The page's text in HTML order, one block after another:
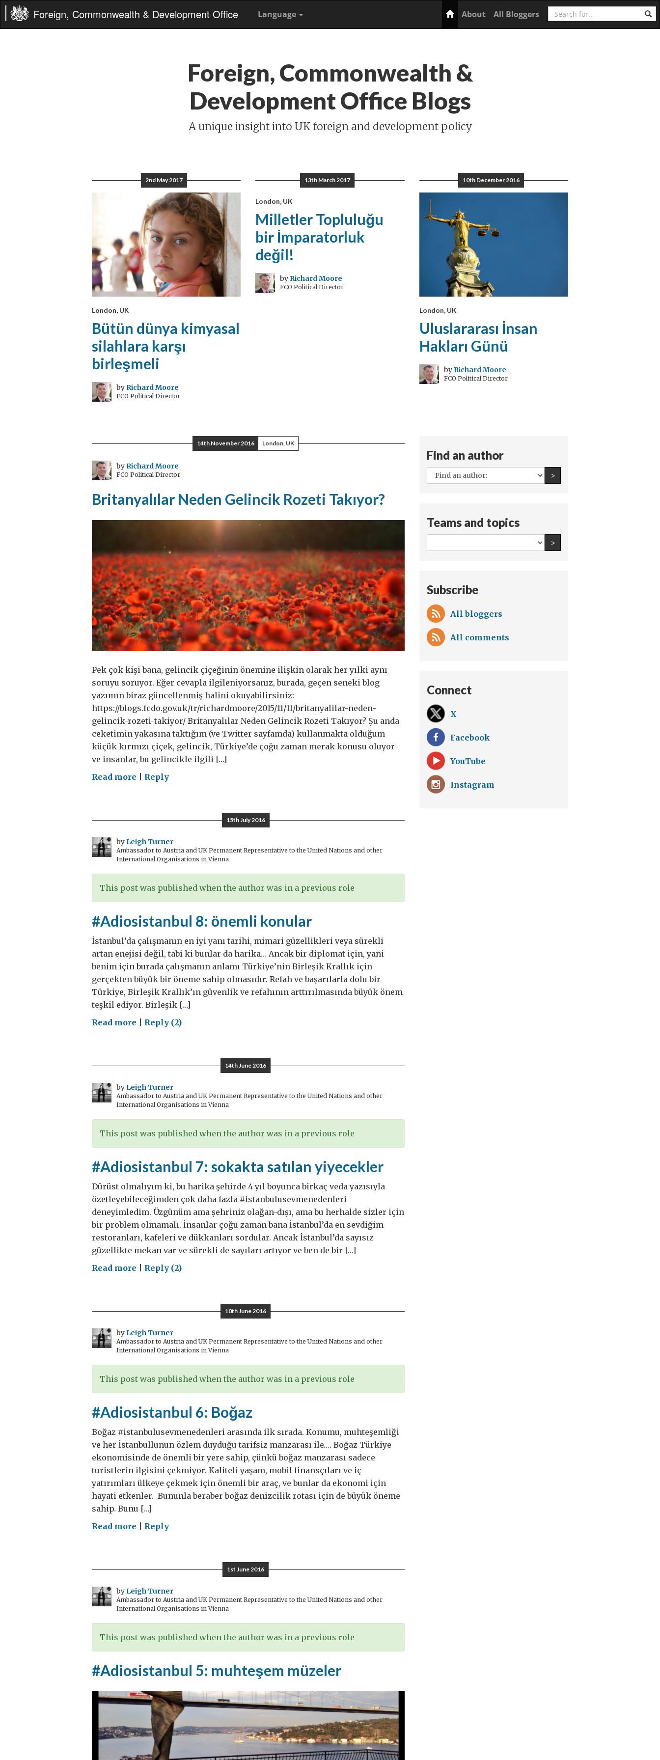
Foreign, Commonwealth & Development Office Language Home
About All Bloggers Search
Foreign, Commonwealth &
Development Office Blogs
A unique insight into UK foreign and development policy
2nd May 2017
London, UK
Bütün dünya kimyasal
silahlara karşı
birleşmeli
by Richard Moore
FCO Political Director
13th March 2017
London, UK
Milletler Topluluğu
bir İmparatorluk
değil!
by Richard Moore
FCO Political Director
10th December 2016
London, UK
Uluslararası İnsan
Hakları Günü
by Richard Moore
FCO Political Director
14th November 2016 London, UK
by Richard Moore
FCO Political Director
Britanyalılar Neden Gelincik Rozeti Takıyor?
Pek çok kişi bana, gelincik çiçeğinin önemine ilişkin olarak her yılki aynı
soruyu soruyor. Eğer cevapla ilgileniyorsanız, burada, geçen seneki blog
yazımın biraz güncellenmiş halini okuyabilirsiniz:
https://blogs.fcdo.gov.uk/tr/richardmoore/2015/11/11/britanyalilar-neden-
gelincik-rozeti-takiyor/ Britanyalılar Neden Gelincik Rozeti Takıyor? Şu anda
ceketimin yakasına taktığım (ve Twitter sayfamda) kullanmakta olduğum
küçük kırmızı çiçek, gelincik, Türkiye’de çoğu zaman merak konusu oluyor
ve insanlar, bu gelincikle ilgili […]
Read more on
Takıyor?
Reply
15th July 2016
by Leigh Turner
Ambassador to Austria and UK Permanent Representative to the United Nations and other
International Organisations in Vienna
This post was published when the author was in a previous role
#Adiosistanbul 8: önemli konular
İstanbul’da çalışmanın en iyi yanı tarihi, mimari güzellikleri veya sürekli
artan enejisi değil, tabi ki bunlar da harika… Ancak bir diplomat için, yani
benim için burada çalışmanın anlamı Türkiye’nin Birleşik Krallık için
gerçekten büyük bir öneme sahip olmasıdır. Refah ve başarılarla dolu bir
Türkiye, Birleşik Krallık’ın güvenlik ve refahının arttırılmasında büyük önem
teşkil ediyor. Birleşik […]
Read more onReply (2)
14th June 2016
by Leigh Turner
Ambassador to Austria and UK Permanent Representative to the United Nations and other
International Organisations in Vienna
This post was published when the author was in a previous role
#Adiosistanbul 7: sokakta satılan yiyecekler
Dürüst olmalıyım ki, bu harika şehirde 4 yıl boyunca birkaç veda yazısıyla
özetleyebileceğimden çok daha fazla #istanbulusevmenedenleri
deneyimledim. Üzgünüm ama şehriniz olağan-dışı, ama bu herhalde sizler için
bir problem olmamalı. İnsanlar çoğu zaman bana İstanbul’da en sevdiğim
restoranları, kafeleri ve dükkanları sordular. Ancak İstanbul’da sayısız
güzellikte mekan var ve sürekli de sayıları artıyor ve ben de bir […]
Read more on
yiyecekler
Reply (2)
10th June 2016
by Leigh Turner
Ambassador to Austria and UK Permanent Representative to the United Nations and other
International Organisations in Vienna
This post was published when the author was in a previous role
#Adiosistanbul 6: Boğaz
Boğaz #istanbulusevmenedenleri arasında ilk sırada. Konumu, muhteşemliği
ve her İstanbullunun özlem duyduğu tarifsiz manzarası ile…. Boğaz Türkiye
ekonomisinde de önemli bir yere sahip, çünkü boğaz manzarası sadece
turistlerin ilgisini çekmiyor. Kaliteli yaşam, mobil finansçıları ve iç
yatırımları ülkeye çekmek için önemli bir araç, ve bunlar da ekonomi için
hayati etkenler. Bununla beraber boğaz denizcilik rotası için de büyük öneme
sahip. Bunu […]
Read more onReply
1st June 2016
by Leigh Turner
Ambassador to Austria and UK Permanent Representative to the United Nations and other
International Organisations in Vienna
This post was published when the author was in a previous role
#Adiosistanbul 5: muhteşem müzeler
Find an author
All
authors:
>Find an author
Teams and topics
All
teams
>Find an author
Subscribe
All bloggers
All comments
Connect
X
Facebook
YouTube
Instagram